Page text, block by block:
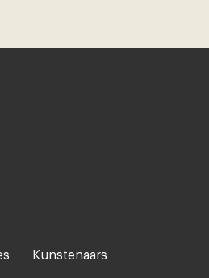
Kunstenaars